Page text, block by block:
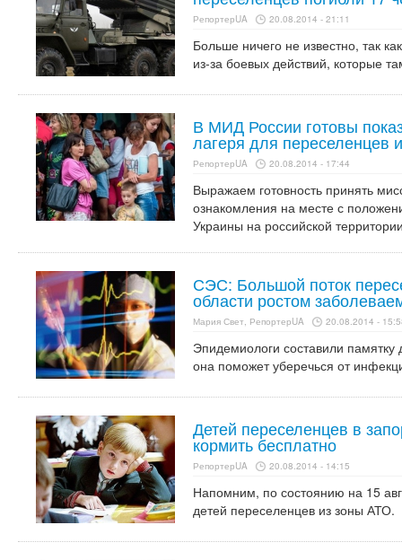
РепортерUA 20.08.2014 - 21:11
Больше ничего не известно, так
из-за боевых действий, которые
В МИД России готовы
лагеря для переселенцев
РепортерUA 20.08.2014 - 17:44
Выражаем готовность принять
ознакомления на месте с
Украины на российской
СЭС: Большой поток
области ростом
Мария Свет, РепортерUA 20.08.2014 -
Эпидемиологи составили
она поможет уберечься от
Детей переселенцев в
кормить бесплатно
РепортерUA 20.08.2014 - 14:15
Напомним, по состоянию на 15
детей переселенцев из зоны АТО.